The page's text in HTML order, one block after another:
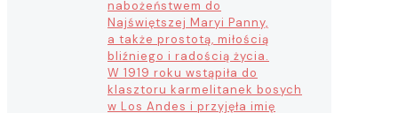
nabożeństwem do
Najświętszej Maryi Panny,
a także prostotą, miłością
bliźniego i radością życia.
W 1919 roku wstąpiła do
klasztoru karmelitanek bosych
w Los Andes i przyjęła imię